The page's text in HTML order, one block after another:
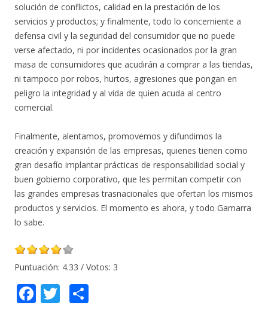
solución de conflictos, calidad en la prestación de los
servicios y productos; y finalmente, todo lo concerniente a
defensa civil y la seguridad del consumidor que no puede
verse afectado, ni por incidentes ocasionados por la gran
masa de consumidores que acudirán a comprar a las tiendas,
ni tampoco por robos, hurtos, agresiones que pongan en
peligro la integridad y al vida de quien acuda al centro
comercial.
Finalmente, alentamos, promovemos y difundimos la
creación y expansión de las empresas, quienes tienen como
gran desafío implantar prácticas de responsabilidad social y
buen gobierno corporativo, que les permitan competir con
las grandes empresas trasnacionales que ofertan los mismos
productos y servicios. El momento es ahora, y todo Gamarra
lo sabe.
Puntuación: 4.33 / Votos: 3
F T